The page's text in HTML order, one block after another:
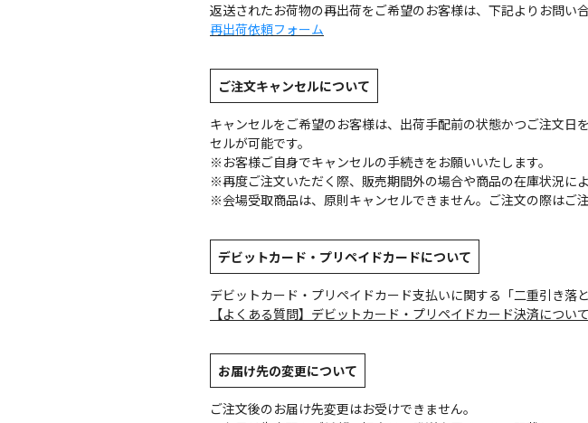
返送されたお荷物の再出荷をご希望のお客様は、下記よりお問い
再出荷依頼フォーム
ご注文キャンセルについて
キャンセルをご希望のお客様は、出荷手配前の状態かつご注文
セルが可能です。
※お客様ご自身でキャンセルの手続きをお願いいたします。
※再度ご注文いただく際、販売期間外の場合や商品の在庫状況に
※会場受取商品は、原則キャンセルできません。ご注文の際はご注
デビットカード・プリペイドカードについて
デビットカード・プリペイドカード支払いに関する「二重引き落
【よくある質問】デビットカード・プリペイドカード決済について
お届け先の変更について
ご注文後のお届け先変更はお受けできません。